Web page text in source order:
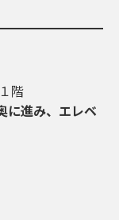
階
に進み、エレベ